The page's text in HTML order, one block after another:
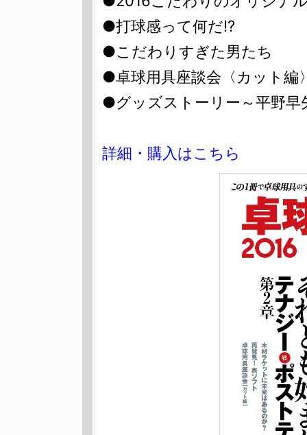
●打球感って何だ!?
●こだわりすぎた男たち
●卓球用具座談会〈カット編
●グッズストーリー～平野
詳細・購入はこちら